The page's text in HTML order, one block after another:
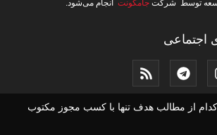
توسط شرکت جامکونت انجام می‌شود.
اجتماعی
از مطالب هدف تنها با کسب مجوز مکتوب